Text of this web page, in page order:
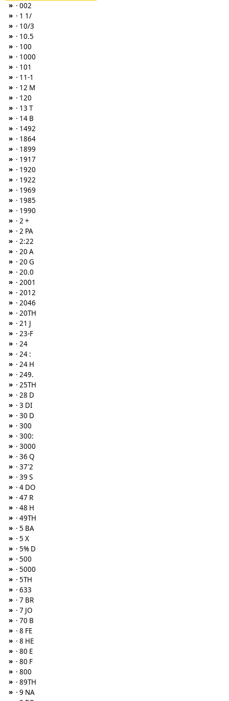
» · 002
» · 1 1/
» · 10/3
» · 10.5
» · 100
» · 1000
» · 101
» · 11-1
» · 12 M
» · 120
» · 13 T
» · 14 B
» · 1492
» · 1864
» · 1899
» · 1917
» · 1920
» · 1922
» · 1969
» · 1985
» · 1990
» · 2 +
» · 2 PA
» · 2:22
» · 20 A
» · 20 G
» · 20.0
» · 2001
» · 2012
» · 2046
» · 20TH
» · 21 J
» · 23-F
» · 24
» · 24 :
» · 24 H
» · 249.
» · 25TH
» · 28 D
» · 3 DI
» · 30 D
» · 300
» · 300:
» · 3000
» · 36 Q
» · 37'2
» · 39 S
» · 4 DO
» · 47 R
» · 48 H
» · 49TH
» · 5 BA
» · 5 X
» · 5% D
» · 500
» · 5000
» · 5TH
» · 633
» · 7 BR
» · 7 JO
» · 70 B
» · 8 FE
» · 8 HE
» · 80 E
» · 80 F
» · 800
» · 89TH
» · 9 NA